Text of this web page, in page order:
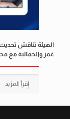
الهيئة تناقش
غمر والجمالية مع
إقرأ المزيد